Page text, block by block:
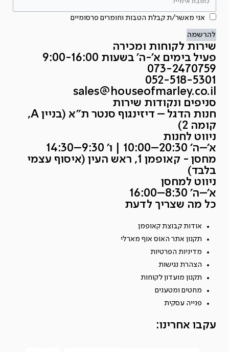
אני מאשר/ת קבלת הטבות וחומרים פרסומיים
להרשמה
שירות לקוחות ומכירה
פעיל בימים א'-ה' בשעות 9:00-16:00
073-2470759
052-518-5301
sales@houseofmarley.co.il
סניפים ונקודות שירות
חנות הדגל – דיזינגוף סנטר ת״א (בניין A,
קומה 2)
ניווט לחנות
א׳–ה׳ 20:30–10:00 | ו׳ 9:30–14:30
מחסן - קאופמן 1, ראש העין (איסוף עצמי
בלבד)
ניווט למחסן
א׳–ה׳ 8:30–16:00
כל מה שצריך לדעת
אודות קבוצת קאופמן
תקנון אתר האוס אוף מארלי
מדיניות הפרטיות
הצהרת נגישות
תקנון מועדון לקוחות
מחטים ומטענים
פנייה עסקית
עקבו אחרינו: